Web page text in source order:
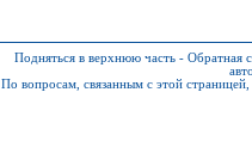
Подняться в верхнюю часть - Обратная
По вопросам, связанным с этой страницей,